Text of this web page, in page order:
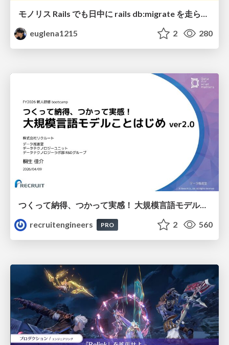
モノリス Rails でも日中に rails db:migrate を走らせたい！ / Daytime rails db:migrate on Monolithic Rails!
euglena1215
2 280
つくって納得、つかって実感！ 大規模言語モデルことはじめ ver2.0
recruitengineers
PRO 2 560